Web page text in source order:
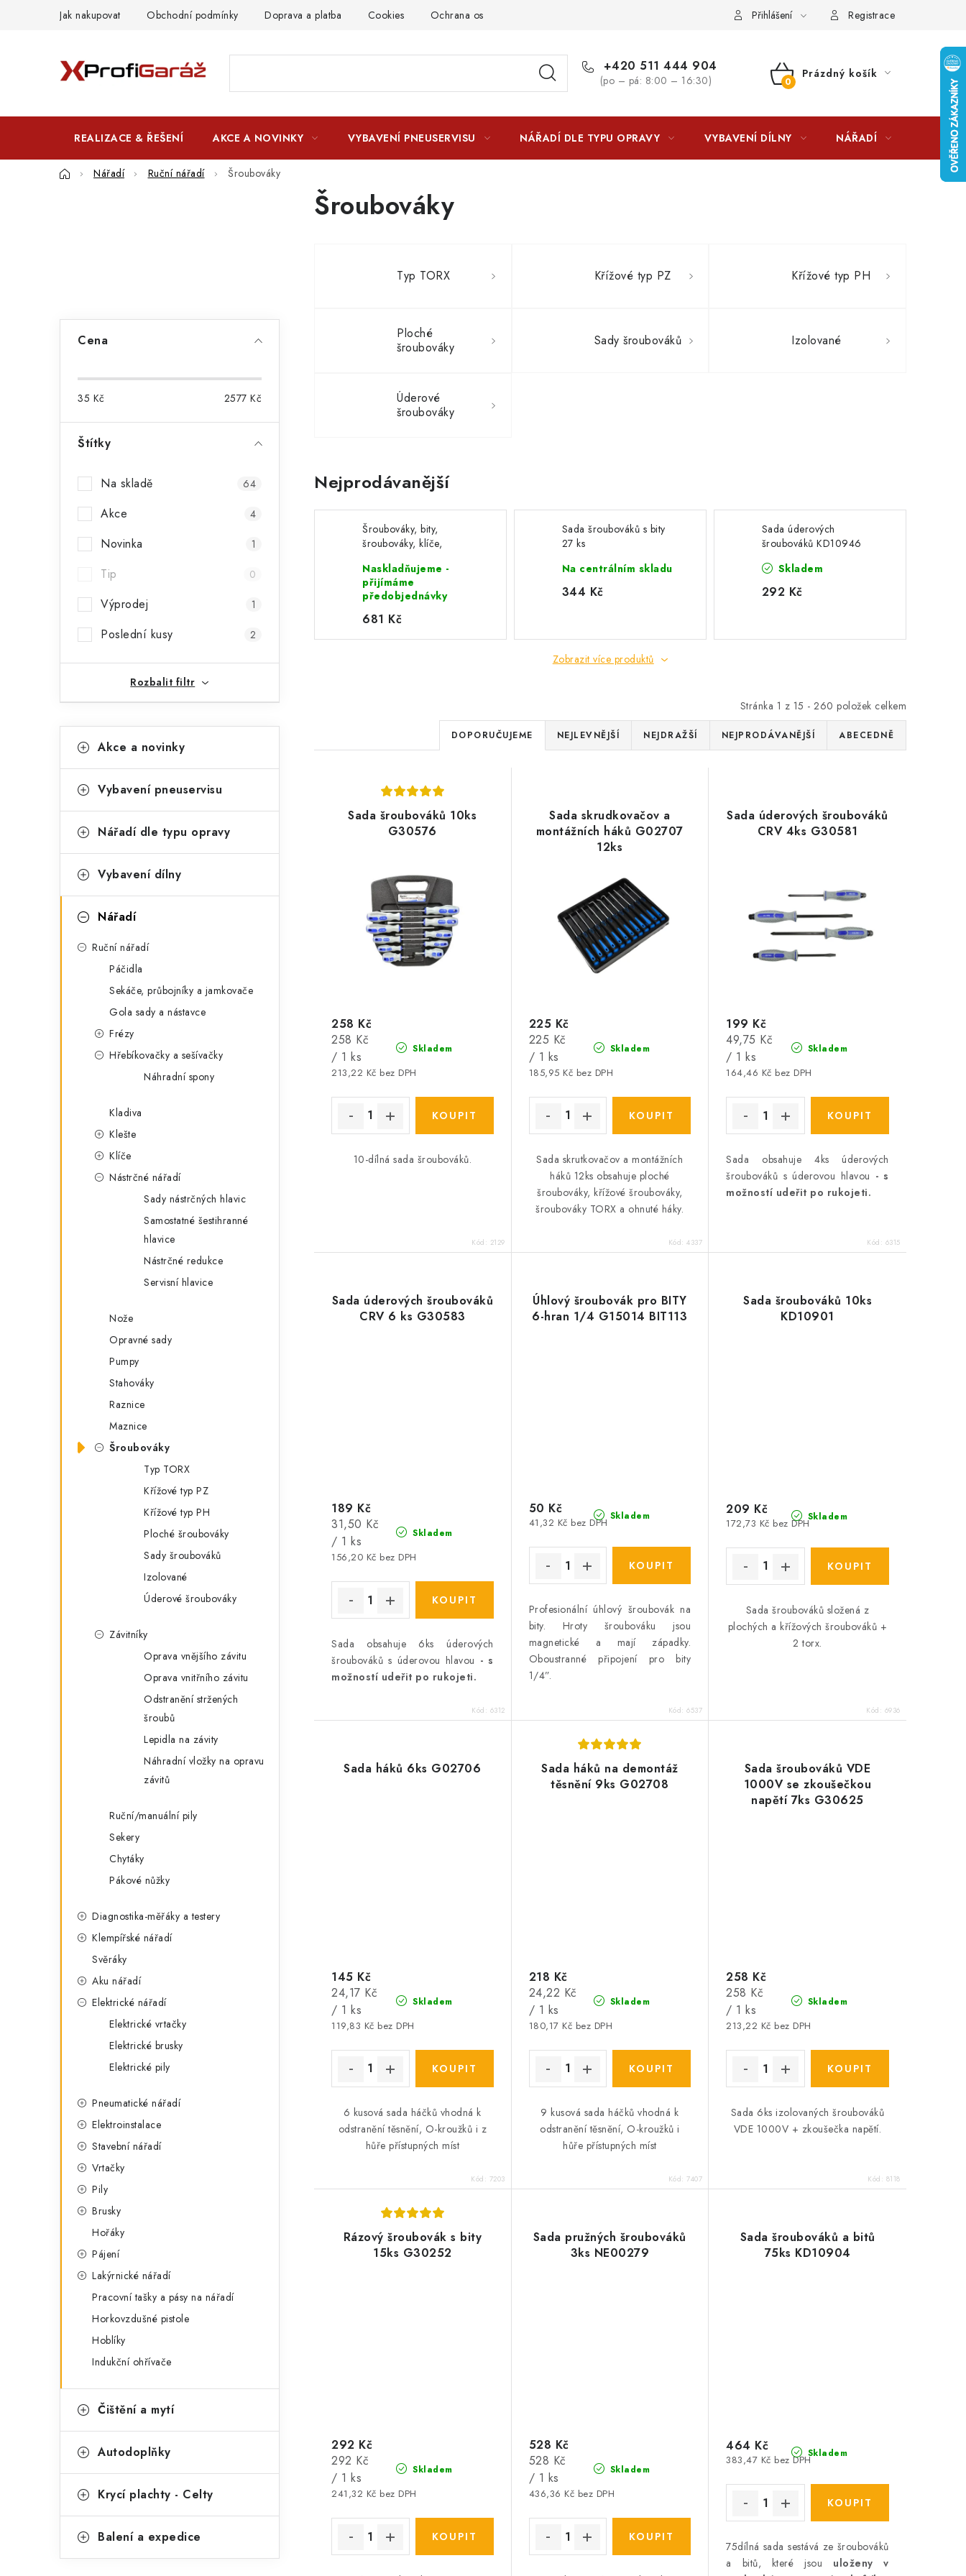
Jak nakupovat Obchodní podmínky Doprava a platba Cookies Ochrana osobních údajú LICENCE K FOTOGRAFIÍM Doplňkové služby
Přihlášení Registrace
+420 511 444 904
(po – pá: 8:00 – 16:30)
NÁKUPNÍ
Prázdný košík
REALIZACE & ŘEŠENÍ AKCE A NOVINKY VYBAVENÍ PNEUSERVISU NÁŘADÍ DLE TYPU OPRAVY VYBAVENÍ DÍLNY NÁŘADÍ
DomůNářadí Ruční nářadí Šroubováky
r
í
Cena
35 Kč 2577 Kč
Štítky
Na skladě 64
Akce 4
Novinka 1
Tip 0
Výprodej 1
Poslední kusy 2
Rozbalit filtr
kategorie
a
e
o
i
Akce a novinky
Vybavení pneuservisu
Nářadí dle typu opravy
Vybavení dílny
Nářadí
Ruční nářadí
Páčidla
Sekáče, průbojníky a jamkovače
Gola sady a nástavce
Frézy
Hřebíkovačky a sešívačky
Náhradní spony
Kladiva
Klešte
Klíče
Nástrčné nářadí
Sady nástrčných hlavic
Samostatné šestihranné
hlavice
Nástrčné redukce
Servisní hlavice
Nože
Opravné sady
Pumpy
Stahováky
Raznice
Maznice
Šroubováky
Typ TORX
Křížové typ PZ
Křížové typ PH
Ploché šroubováky
Sady šroubováků
Izolované
Úderové šroubováky
Závitníky
Oprava vnějšího závitu
Oprava vnitřního závitu
Odstranění stržených
šroubů
Lepidla na závity
Náhradní vložky na opravu
závitů
Ruční/manuální pily
Sekery
Chytáky
Pákové nůžky
Diagnostika-měřáky a testery
Klempířské nářadí
Svěráky
Aku nářadí
Elektrické nářadí
Elektrické vrtačky
Elektrické brusky
Elektrické pily
Pneumatické nářadí
Elektroinstalace
Stavební nářadí
Vrtačky
Pily
Brusky
Hořáky
Pájení
Lakýrnické nářadí
Pracovní tašky a pásy na nářadí
Horkovzdušné pistole
Hoblíky
Indukční ohřívače
Čištění a mytí
Autodoplňky
Krycí plachty - Celty
Balení a expedice
Šroubováky
Typ TORX Křížové typ PZ Křížové typ PH
Ploché
šroubováky
Sady šroubováků Izolované
Úderové
šroubováky
Nejprodávanější
Šroubováky, bity,
šroubováky, klíče,
magnetickými hroty
TA1096
Naskladňujeme -
přijímáme
předobjednávky
681 Kč
Sada šroubováků s bity
27 ks
Na centrálním skladu
344 Kč
Sada úderových
šroubováků KD10946
Skladem
292 Kč
Zobrazit více produktů
Stránka 1 z 15 - 260 položek celkem
Ř
a
z
e
í
p
r
o
t
ů
DOPORUČUJEME NEJLEVNĚJŠÍ NEJDRAŽŠÍ NEJPRODÁVANĚJŠÍ ABECEDNĚ
Sada šroubováků 10ks
G30576
Skladem
213,22 Kč bez DPH
258 Kč
Měrná
cena:
258 Kč
/ 1 ks
10-dílná sada šroubováků.
Kód: 2129
Sada skrudkovačov a
montážních háků G02707
12ks
Skladem
185,95 Kč bez DPH
225 Kč
Měrná
cena:
225 Kč
/ 1 ks
Sada skrutkovačov a montážních
háků 12ks obsahuje ploché
šroubováky, křížové šroubováky,
šroubováky TORX a ohnuté háky.
Kód:4337
Sada úderových šroubováků
CRV 4ks G30581
Skladem
164,46 Kč bez DPH
199 Kč
Měrná
cena:
49,75 Kč
/ 1 ks
Sada obsahuje 4ks úderových
šroubováků s úderovou hlavou - s
možností udeřit po rukojeti.
Kód: 6315
Sada úderových šroubováků
CRV 6 ks G30583
Skladem
156,20 Kč bez DPH
189 Kč
Měrná
cena:
31,50 Kč
/ 1 ks
Sada obsahuje 6ks úderových
šroubováků s úderovou hlavou - s
možností udeřit po rukojeti.
Kód: 6312
Úhlový šroubovák pro BITY
6-hran 1/4 G15014 BIT113
Skladem
41,32 Kč bez DPH
50 Kč
Profesionální úhlový šroubovák na
bity. Hroty šroubováku jsou
magnetické a mají západky.
Oboustranné připojení pro bity
1/4”.
Kód:6537
Sada šroubováků 10ks
KD10901
Skladem
172,73 Kč bez DPH
209 Kč
Sada šroubováků složená z
plochých a křížových šroubováků +
2 torx.
Kód: 6936
Sada háků 6ks G02706
Skladem
119,83 Kč bez DPH
145 Kč
Měrná
cena:
24,17 Kč
/ 1 ks
6 kusová sada háčků vhodná k
odstranění těsnění, O-kroužků i z
hůře přístupných míst
Kód: 7203
Sada háků na demontáž
těsnění 9ks G02708
Skladem
180,17 Kč bez DPH
218 Kč
Měrná
cena:
24,22 Kč
/ 1 ks
9 kusová sada háčků vhodná k
odstranění těsnění, O-kroužků i
hůře přístupných míst
Kód:7407
Sada šroubováků VDE
1000V se zkoušečkou
napětí 7ks G30625
Skladem
213,22 Kč bez DPH
258 Kč
Měrná
cena:
258 Kč
/ 1 ks
Sada 6ks izolovaných šroubováků
VDE 1000V + zkoušečka napětí.
Kód: 8118
Rázový šroubovák s bity
15ks G30252
Skladem
241,32 Kč bez DPH
292 Kč
Měrná
cena:
292 Kč
/ 1 ks
Sada pružných šroubováků
3ks NE00279
Skladem
436,36 Kč bez DPH
528 Kč
Měrná
cena:
528 Kč
/ 1 ks
Sada šroubováků a bitů
75ks KD10904
Skladem
383,47 Kč bez DPH
464 Kč
75dílná sada sestává ze šroubováků
a bitů, které jsou uloženy v